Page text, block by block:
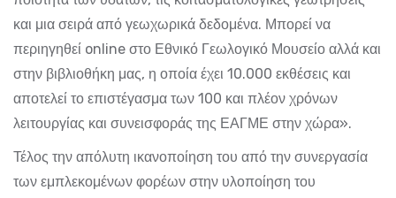
και μια σειρά από γεωχωρικά δεδομένα. Μπορεί να
περιηγηθεί online στο Εθνικό Γεωλογικό Μουσείο αλλά και
στην βιβλιοθήκη μας, η οποία έχει 10.000 εκθέσεις και
αποτελεί το επιστέγασμα των 100 και πλέον χρόνων
λειτουργίας και συνεισφοράς της ΕΑΓΜΕ στην χώρα».
Τέλος την απόλυτη ικανοποίηση του από την συνεργασία
των εμπλεκομένων φορέων στην υλοποίηση του